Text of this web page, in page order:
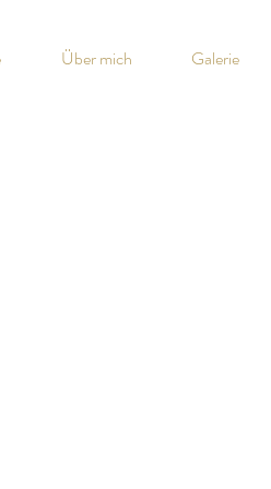
Über mich Galerie